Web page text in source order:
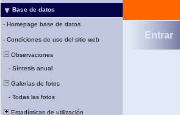
Base de datos
- Homepage base de datos
- Condiciones de uso del sitio web
Observaciones
- Síntesis anual
Galerías de fotos
- Todas las fotos
Estadísticas de utilización
Entrar